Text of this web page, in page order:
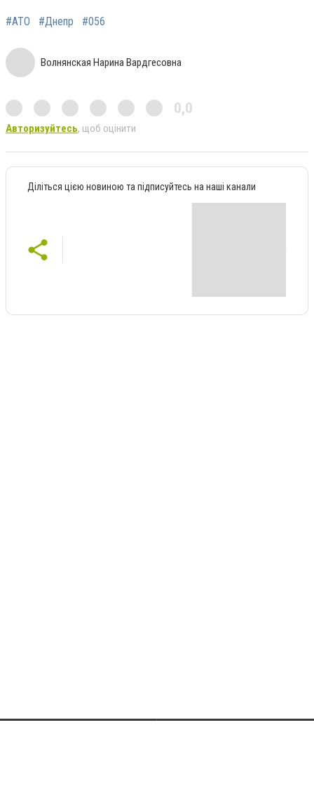
#АТО #Днепр #056
Волнянская Нарина Вардгесовна
0,0
Авторизуйтесь, щоб оцінити
Діліться цією новиною та підписуйтесь на наші канали